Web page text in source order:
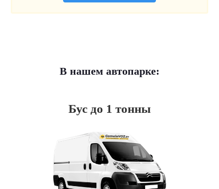
В нашем автопарке:
Бус до 1 тонны